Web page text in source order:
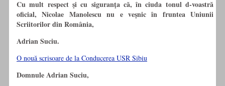
Cu mult respect şi cu siguranţa că, în ciuda tonul d-voastră
oficial, Nicolae Manolescu nu e veşnic în fruntea Uniunii
Scriitorilor din România,
Adrian Suciu.
O nouă scrisoare de la Conducerea USR Sibiu
Domnule Adrian Suciu,